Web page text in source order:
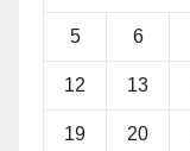
5 6
12 13
19 20